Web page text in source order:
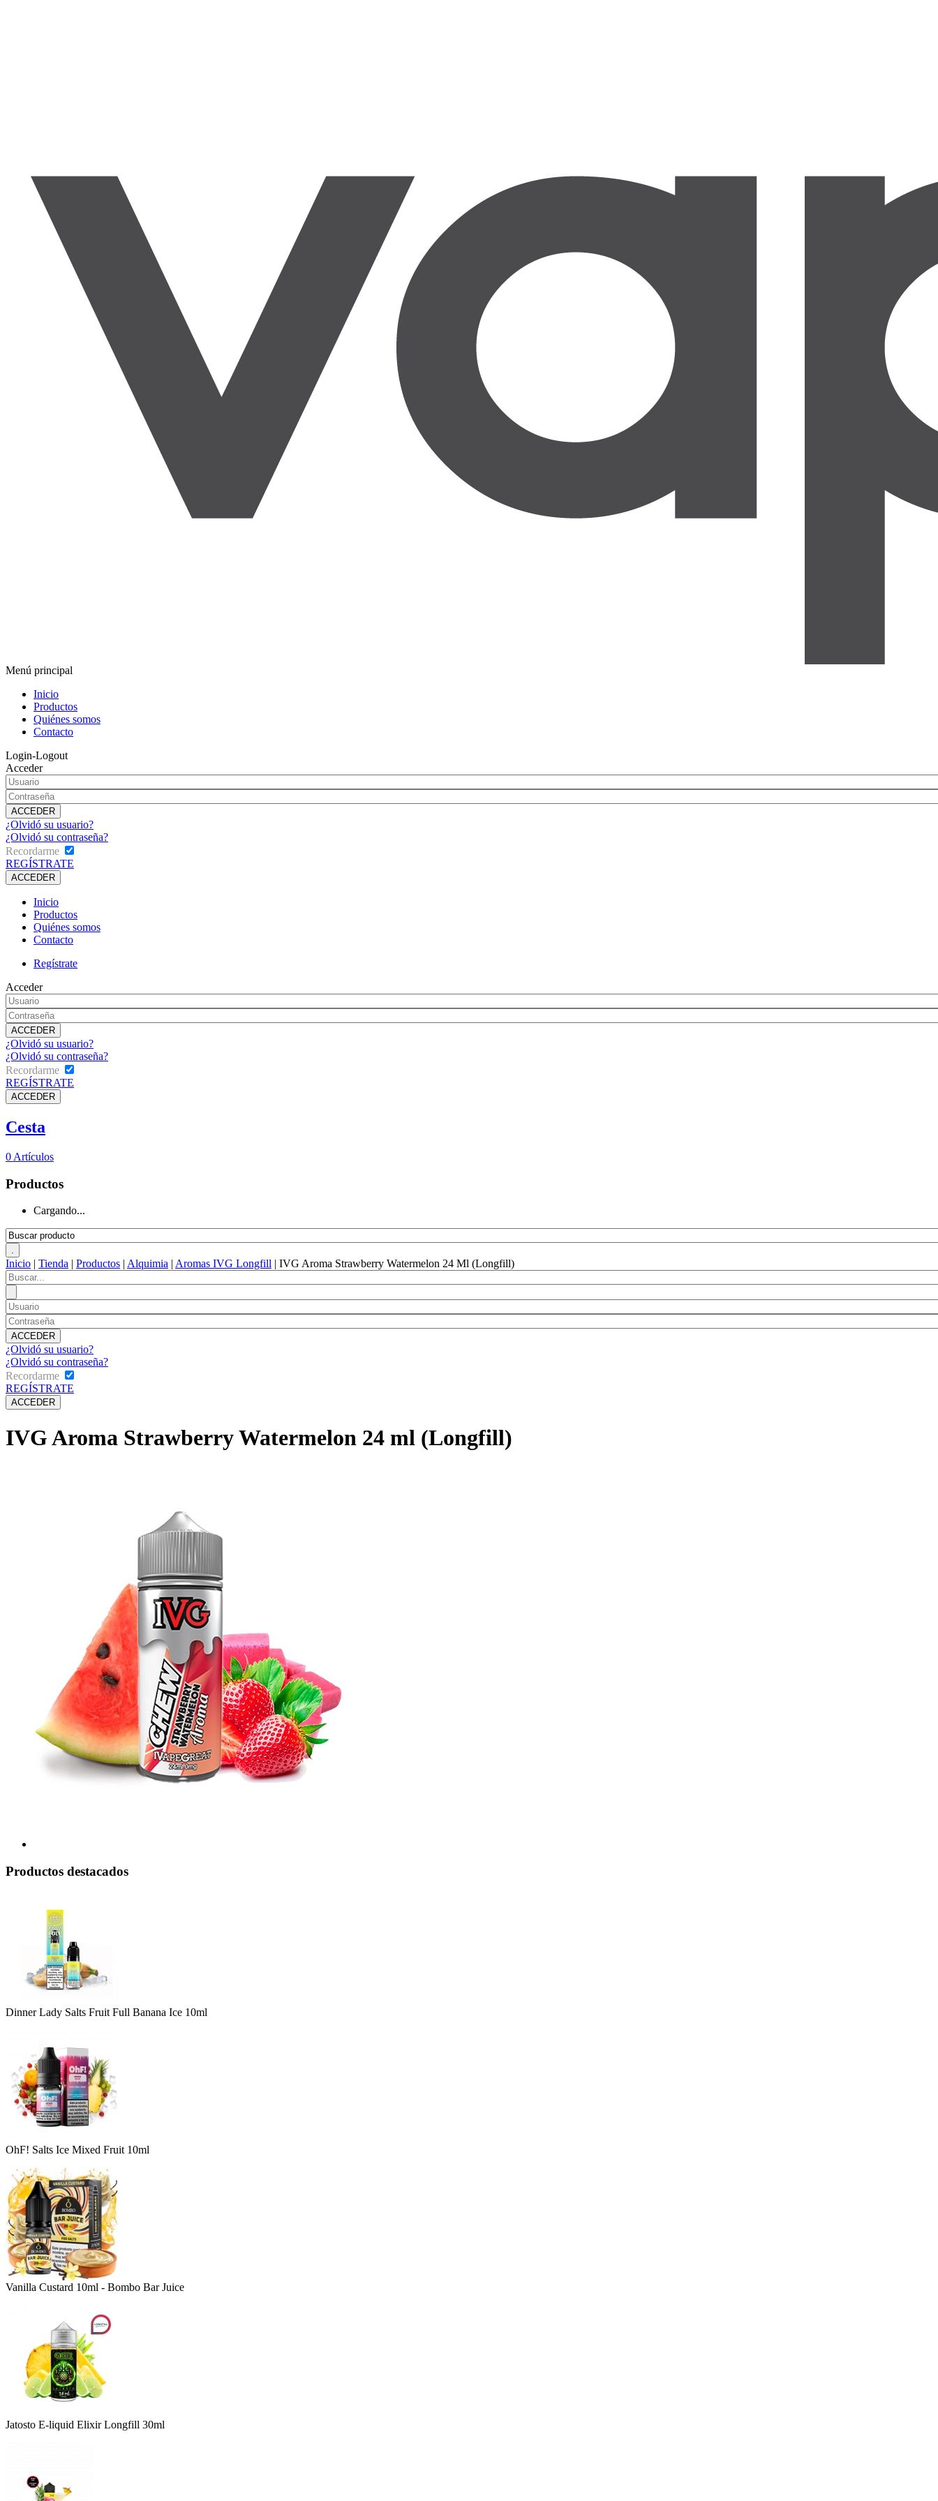
Menú principal
Inicio
Productos
Quiénes somos
Contacto
Login-Logout
Acceder
¿Olvidó su usuario?
¿Olvidó su contraseña?
Recordarme
REGÍSTRATE
Inicio
Productos
Quiénes somos
Contacto
Regístrate
Acceder
¿Olvidó su usuario?
¿Olvidó su contraseña?
Recordarme
REGÍSTRATE
Cesta
0 Artículos
Productos
Cargando...
Inicio | Tienda | Productos | Alquimia | Aromas IVG Longfill | IVG Aroma Strawberry Watermelon 24 Ml (Longfill)
¿Olvidó su usuario?
¿Olvidó su contraseña?
Recordarme
REGÍSTRATE
IVG Aroma Strawberry Watermelon 24 ml (Longfill)
Productos destacados
Dinner Lady Salts Fruit Full Banana Ice 10ml
OhF! Salts Ice Mixed Fruit 10ml
Vanilla Custard 10ml - Bombo Bar Juice
Jatosto E-liquid Elixir Longfill 30ml